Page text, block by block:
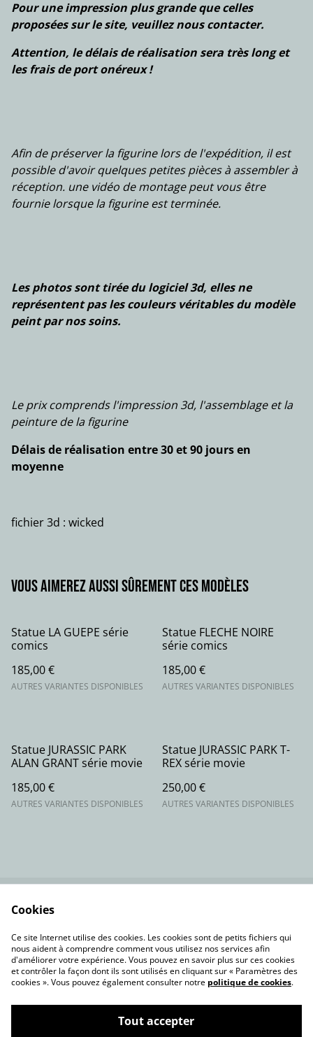
Pour une impression plus grande que celles
proposées sur le site, veuillez nous contacter.
Attention, le délais de réalisation sera très long et
les frais de port onéreux !
Afin de préserver la figurine lors de l'expédition, il est
possible d'avoir quelques petites pièces à assembler à
réception. une vidéo de montage peut vous être
fournie lorsque la figurine est terminée.
Les photos sont tirée du logiciel 3d, elles ne
représentent pas les couleurs véritables du modèle
peint par nos soins.
Le prix comprends l'impression 3d, l'assemblage et la
peinture de la figurine
Délais de réalisation entre 30 et 90 jours en
moyenne
fichier 3d : wicked
Vous aimerez aussi sûrement ces modèles
Statue LA GUEPE série
comics
185,00 €
AUTRES VARIANTES DISPONIBLES
Statue FLECHE NOIRE
série comics
185,00 €
AUTRES VARIANTES DISPONIBLES
Statue JURASSIC PARK
ALAN GRANT série movie
185,00 €
AUTRES VARIANTES DISPONIBLES
Statue JURASSIC PARK T-
REX série movie
250,00 €
AUTRES VARIANTES DISPONIBLES
Politique de
confidentialité
Politique de cookies
Cookies
Ce site Internet utilise des cookies. Les cookies sont de petits fichiers qui
nous aident à comprendre comment vous utilisez nos services afin
d'améliorer votre expérience. Vous pouvez en savoir plus sur ces cookies
et contrôler la façon dont ils sont utilisés en cliquant sur « Paramètres des
cookies ». Vous pouvez également consulter notre politique de cookies.
Tout accepter